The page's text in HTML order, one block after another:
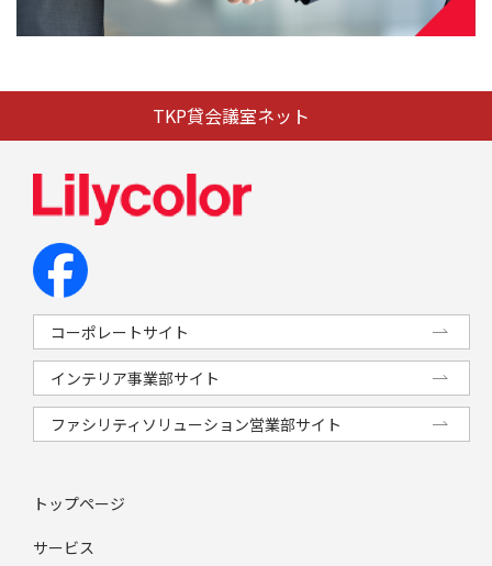
TKP貸会議室ネット
コーポレートサイト
インテリア事業部サイト
ファシリティソリューション営業部サイト
トップページ
サービス